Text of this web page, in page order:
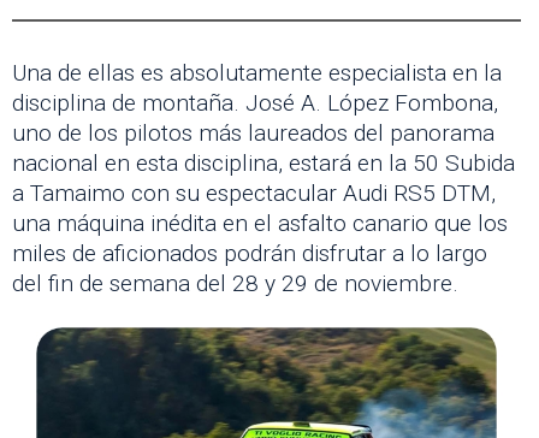
Una de ellas es absolutamente especialista en la
disciplina de montaña. José A. López Fombona,
uno de los pilotos más laureados del panorama
nacional en esta disciplina, estará en la 50 Subida
a Tamaimo con su espectacular Audi RS5 DTM,
una máquina inédita en el asfalto canario que los
miles de aficionados podrán disfrutar a lo largo
del fin de semana del 28 y 29 de noviembre.